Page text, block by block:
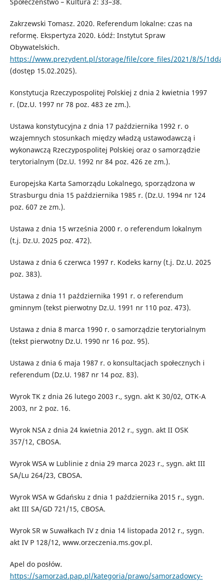
Zakrzewski Tomasz. 2020. Referendum lokalne: czas na
reformę. Ekspertyza 2020. Łódź: Instytut Spraw
Obywatelskich.
https://www.prezydent.pl/storage/file/core_files/2021/8/5/
(dostęp 15.02.2025).
Konstytucja Rzeczypospolitej Polskiej z dnia 2 kwietnia 1997
r. (Dz.U. 1997 nr 78 poz. 483 ze zm.).
Ustawa konstytucyjna z dnia 17 października 1992 r. o
wzajemnych stosunkach między władzą ustawodawczą i
wykonawczą Rzeczypospolitej Polskiej oraz o samorządzie
terytorialnym (Dz.U. 1992 nr 84 poz. 426 ze zm.).
Europejska Karta Samorządu Lokalnego, sporządzona w
Strasburgu dnia 15 października 1985 r. (Dz.U. 1994 nr 124
poz. 607 ze zm.).
Ustawa z dnia 15 września 2000 r. o referendum lokalnym
(t.j. Dz.U. 2025 poz. 472).
Ustawa z dnia 6 czerwca 1997 r. Kodeks karny (t.j. Dz.U. 2025
poz. 383).
Ustawa z dnia 11 października 1991 r. o referendum
gminnym (tekst pierwotny Dz.U. 1991 nr 110 poz. 473).
Ustawa z dnia 8 marca 1990 r. o samorządzie terytorialnym
(tekst pierwotny Dz.U. 1990 nr 16 poz. 95).
Ustawa z dnia 6 maja 1987 r. o konsultacjach społecznych i
referendum (Dz.U. 1987 nr 14 poz. 83).
Wyrok TK z dnia 26 lutego 2003 r., sygn. akt K 30/02, OTK-A
2003, nr 2 poz. 16.
Wyrok NSA z dnia 24 kwietnia 2012 r., sygn. akt II OSK
357/12, CBOSA.
Wyrok WSA w Lublinie z dnia 29 marca 2023 r., sygn. akt III
SA/Lu 264/23, CBOSA.
Wyrok WSA w Gdańsku z dnia 1 października 2015 r., sygn.
akt III SA/GD 721/15, CBOSA.
Wyrok SR w Suwałkach IV z dnia 14 listopada 2012 r., sygn.
akt IV P 128/12, www.orzeczenia.ms.gov.pl.
Apel do posłów.
https://samorzad.pap.pl/kategoria/prawo/samorzadowcy-